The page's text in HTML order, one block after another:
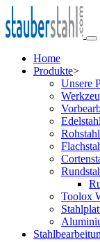
Home
Produkte>
Unsere
Edelstahl
Rohstahl
Toolox